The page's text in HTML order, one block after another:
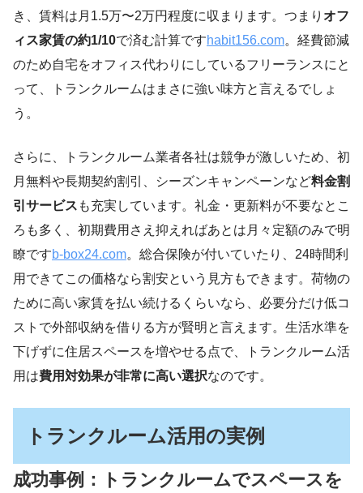
き、賃料は月1.5万〜2万円程度に収まります。つまり オフ
ィス家賃の約1/10で済む計算ですhabit156.com。経費節減
のため自宅をオフィス代わりにしているフリーランスにと
って、トランクルームはまさに強い味方と言えるでしょ
う。
さらに、トランクルーム業者各社は競争が激しいため、初
月無料や長期契約割引、シーズンキャンペーンなど料金割
引サービス も充実しています。礼金・更新料が不要なとこ
ろも多く、初期費用さえ抑えればあとは月々定額のみで明
瞭ですb-box24.com。総合保険が付いていたり、24時間利
用できてこの価格なら割安という見方もできます。荷物の
ために高い家賃を払い続けるくらいなら、必要分だけ低コ
ストで外部収納を借りる方が賢明と言えます。生活水準を
下げずに住居スペースを増やせる点で、トランクルーム活
用は費用対効果が非常に高い選択なのです。
トランクルーム活用の実例
成功事例：トランクルームでスペースを